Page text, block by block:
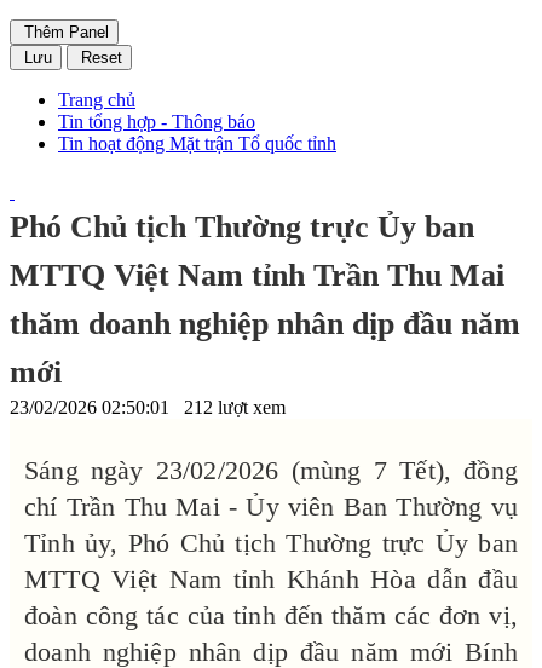
Thêm Panel
Lưu
Reset
Trang chủ
Tin tổng hợp - Thông báo
Tin hoạt động Mặt trận Tổ quốc tỉnh
Phó Chủ tịch Thường trực Ủy ban
MTTQ Việt Nam tỉnh Trần Thu Mai
thăm doanh nghiệp nhân dịp đầu năm
mới
23/02/2026 02:50:01 212 lượt xem
Sáng ngày 23/02/2026 (mùng 7 Tết), đồng
chí Trần Thu Mai - Ủy viên Ban Thường vụ
Tỉnh ủy, Phó Chủ tịch Thường trực Ủy ban
MTTQ Việt Nam tỉnh Khánh Hòa dẫn đầu
đoàn công tác của tỉnh đến thăm các đơn vị,
doanh nghiệp nhân dịp đầu năm mới Bính